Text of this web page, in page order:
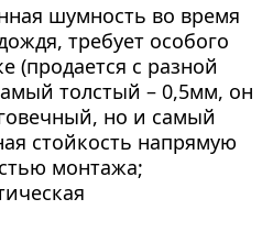
шумность во время
требует особого
(продается с разной
толстый – 0,5мм, он
но и самый
стойкость напрямую
монтажа;